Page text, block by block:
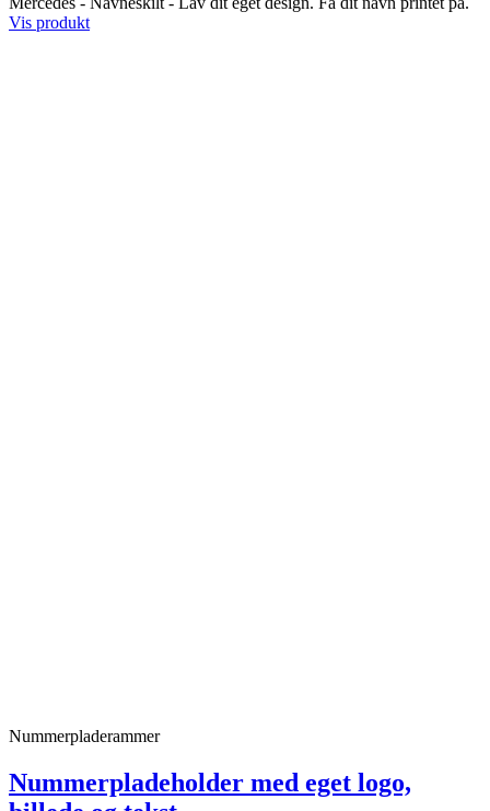
Vis produkt
Nummerpladerammer
Nummerpladeholder med eget logo,